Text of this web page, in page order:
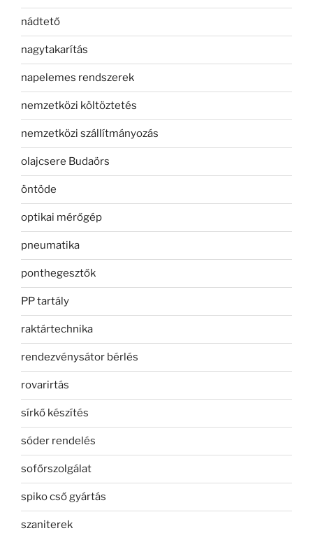
nádtető
nagytakarítás
napelemes rendszerek
nemzetközi költöztetés
nemzetközi szállítmányozás
olajcsere Budaörs
öntöde
optikai mérőgép
pneumatika
ponthegesztők
PP tartály
raktártechnika
rendezvénysátor bérlés
rovarirtás
sírkő készítés
sóder rendelés
sofőrszolgálat
spiko cső gyártás
szaniterek